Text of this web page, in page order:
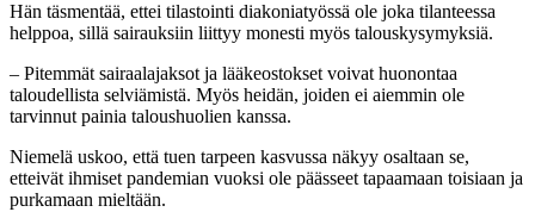
Hän täsmentää, ettei tilastointi diakoniatyössä ole joka tilanteessa
helppoa, sillä sairauksiin liittyy monesti myös talouskysymyksiä.
– Pitemmät sairaalajaksot ja lääkeostokset voivat huonontaa
taloudellista selviämistä. Myös heidän, joiden ei aiemmin ole
tarvinnut painia taloushuolien kanssa.
Niemelä uskoo, että tuen tarpeen kasvussa näkyy osaltaan se,
etteivät ihmiset pandemian vuoksi ole päässeet tapaamaan toisiaan ja
purkamaan mieltään.